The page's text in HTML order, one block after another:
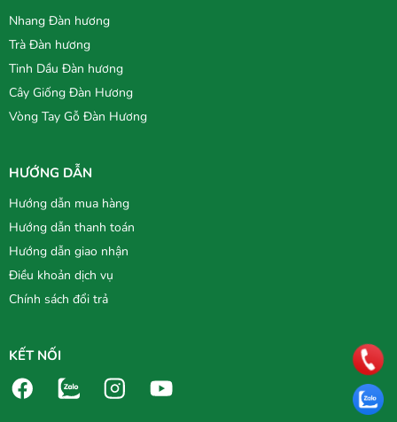
Nhang Đàn hương
Trà Đàn hương
Tinh Dầu Đàn hương
Cây Giống Đàn Hương
Vòng Tay Gỗ Đàn Hương
HƯỚNG DẪN
Hướng dẫn mua hàng
Hướng dẫn thanh toán
Hướng dẫn giao nhận
Điều khoản dịch vụ
Chính sách đổi trả
KẾT NỐI